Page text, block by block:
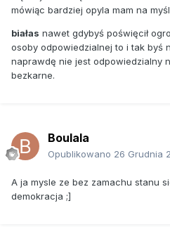
żywności metodami
KGr, a więc dużo wyższe od
wielu naukowców za
składniki odżywcze - witaminy i
pokarm staje się mniej
wyznaczania norm
chemikaliów w zapasach
modyfikowanych genetycznie -
dyrektor wykonawczy i naukowy
mówiąc bardziej opyla mam na
białas nawet gdybyś poświęcił
osoby odpowiedzialnej to i tak byś
naprawdę nie jest odpowiedzialny
bezkarne.
Boulala
Opublikowano 26 Grudnia
A ja mysle ze bez zamachu stanu
demokracja ;]